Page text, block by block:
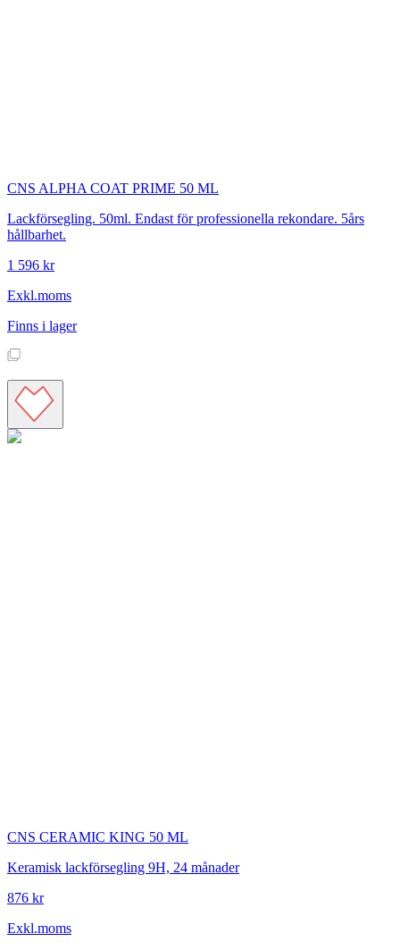
CNS ALPHA COAT PRIME 50 ML
Lackförsegling. 50ml. Endast för professionella rekondare. 5års
hållbarhet.
1 596 kr
Exkl.moms
Finns i lager
CNS CERAMIC KING 50 ML
Keramisk lackförsegling 9H, 24 månader
876 kr
Exkl.moms